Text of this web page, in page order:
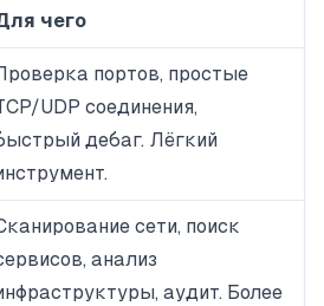
чего
портов, простые
UDP соединения,
дебаг. Лёгкий
сети, поиск
анализ
аудит. Более